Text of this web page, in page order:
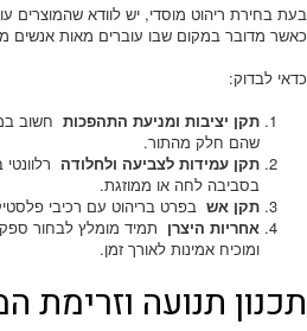
בעת בחירת ריהוט מוסדי, יש לוודא שהמוצרים
כאשר מדובר במקום שבו עוברים מאות אנשים
כדאי לבדוק:
תקן יציבות ומניעת התהפכות חשוב
שהם חלק מהתור.
תקן עמידות לצביעה ולחלודה
בסביבה לחה או ממוזגת.
תקן אש בפרט בריהוט עם רכיבי
אחריות היצרן תמיד מומלץ לבחור
ומוכיח אמינות לאורך זמן.
תכנון תנועה וזרימת